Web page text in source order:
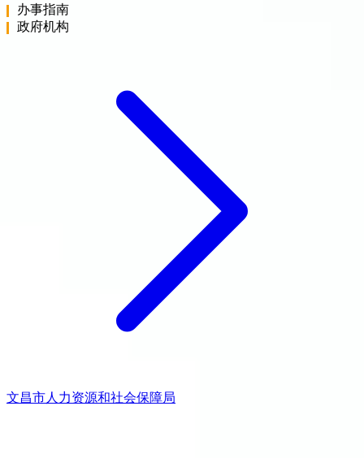
办事指南
政府机构
文昌市人力资源和社会保障局